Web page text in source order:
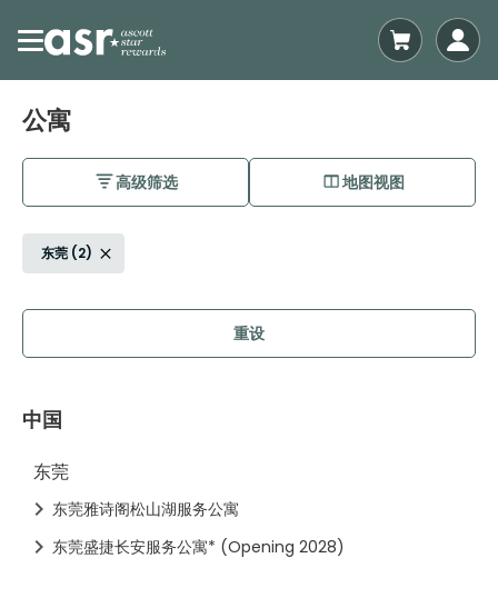
公寓
高级筛选 地图视图
东莞 (2)
重设
中国
东莞
东莞雅诗阁松山湖服务公寓
东莞盛捷长安服务公寓* (Opening 2028)